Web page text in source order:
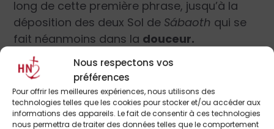
Nous respectons vos
préférences
Pour offrir les meilleures expériences, nous utilisons des
technologies telles que les cookies pour stocker et/ou accéder aux
informations des appareils. Le fait de consentir à ces technologies
nous permettra de traiter des données telles que le comportement
long de cette première phrase, jusqu’à la
déposition des deux Sol de Sábaoth qui se
fait néanmoins dans la douceur.
La deuxième phrase commence là où s’était
arrêtée la première : sur le Sol, et atteint très
vite le premier La de la pièce. Il convient donc
de donner avec plénitude ce petit passage